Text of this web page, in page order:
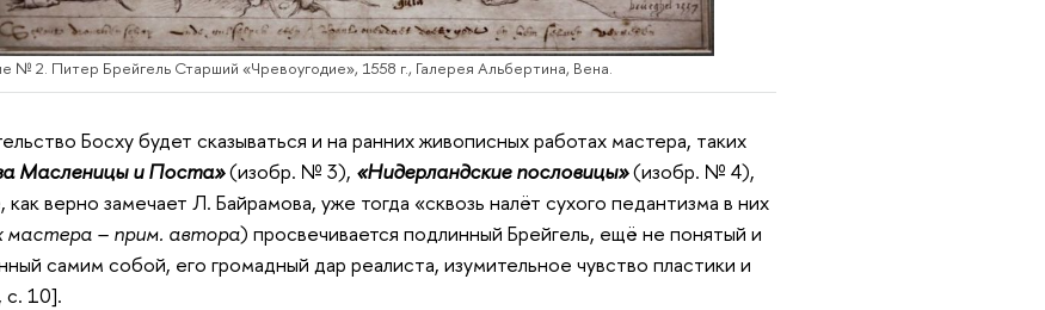
№ 2. Питер Брейгель Старший «Чревоугодие», 1558 г., Галерея Альбертина, Вена.
Босху будет сказываться и на ранних живописных работах мастера, таких
Масленицы и Поста»(изобр. № 3), «Нидерландские пословицы»(изобр. № 4),
верно замечает Л. Байрамова, уже тогда «сквозь налёт сухого педантизма в них
мастера – прим. автора) просвечивается подлинный Брейгель, ещё не понятый и
самим собой, его громадный дар реалиста, изумительное чувство пластики и
с. 10].